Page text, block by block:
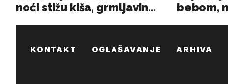
KONTAKT OGLAŠAVANJE ARHIVA